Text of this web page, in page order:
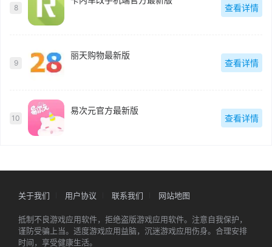
8 查看详情
9
丽天购物最新版
查看详情
10
易次元官方最新版
查看详情
关于我们 用户协议 联系我们 网站地图
抵制不良游戏应用软件，拒绝盗版游戏应用软件。注意自我保护，
谨防受骗上当。适度游戏应用益脑，沉迷游戏应用伤身。合理安排
时间，享受健康生活。